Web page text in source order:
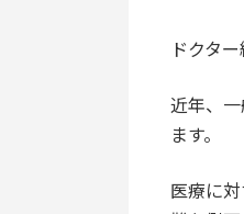
ドクタ
近年、
ます。
医療に